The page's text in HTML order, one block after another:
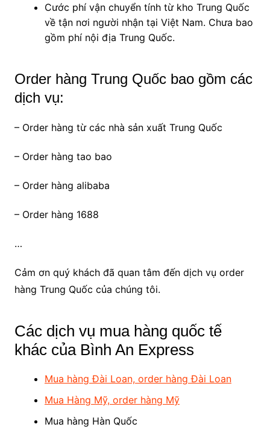
Cước phí vận chuyển tính từ kho Trung Quốc
về tận nơi người nhận tại Việt Nam. Chưa bao
gồm phí nội địa Trung Quốc.
Order hàng Trung Quốc bao gồm các
dịch vụ:
– Order hàng từ các nhà sản xuất Trung Quốc
– Order hàng tao bao
– Order hàng alibaba
– Order hàng 1688
…
Cảm ơn quý khách đã quan tâm đến dịch vụ order
hàng Trung Quốc của chúng tôi.
Các dịch vụ mua hàng quốc tế
khác của Bình An Express
Mua hàng Đài Loan, order hàng Đài Loan
Mua Hàng Mỹ, order hàng Mỹ
Mua hàng Hàn Quốc